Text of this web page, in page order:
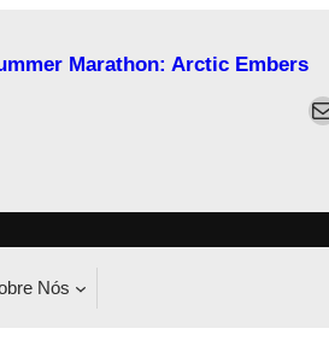
Marathon: Arctic Embers
Nós